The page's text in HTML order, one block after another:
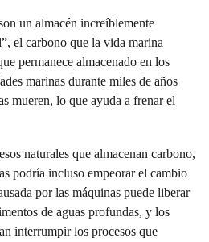
un almacén increíblemente
el carbono que la vida marina
permanece almacenado en los
marinas durante miles de años
mueren, lo que ayuda a frenar el
naturales que almacenan carbono,
podría incluso empeorar el cambio
por las máquinas puede liberar
de aguas profundas, y los
interrumpir los procesos que